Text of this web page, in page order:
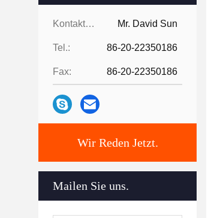
Kontaktpersonen: Mr. David Sun
Tel.: 86-20-22350186
Fax: 86-20-22350186
Wir Reden Jetzt.
Mailen Sie uns.